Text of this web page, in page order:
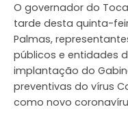
O governador do
tarde desta quinta-
Palmas,
públicos e entidades
implantação do
preventivas do vírus
como novo